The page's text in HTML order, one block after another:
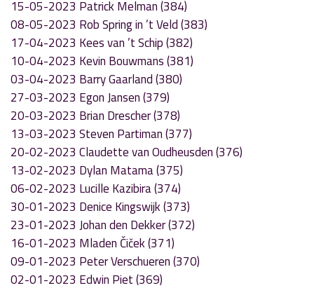
15-05-2023 Patrick Melman (384)
08-05-2023 Rob Spring in ’t Veld (383)
17-04-2023 Kees van ’t Schip (382)
10-04-2023 Kevin Bouwmans (381)
03-04-2023 Barry Gaarland (380)
27-03-2023 Egon Jansen (379)
20-03-2023 Brian Drescher (378)
13-03-2023 Steven Partiman (377)
20-02-2023 Claudette van Oudheusden (376)
13-02-2023 Dylan Matama (375)
06-02-2023 Lucille Kazibira (374)
30-01-2023 Denice Kingswijk (373)
23-01-2023 Johan den Dekker (372)
16-01-2023 Mladen Čiček (371)
09-01-2023 Peter Verschueren (370)
02-01-2023 Edwin Piet (369)